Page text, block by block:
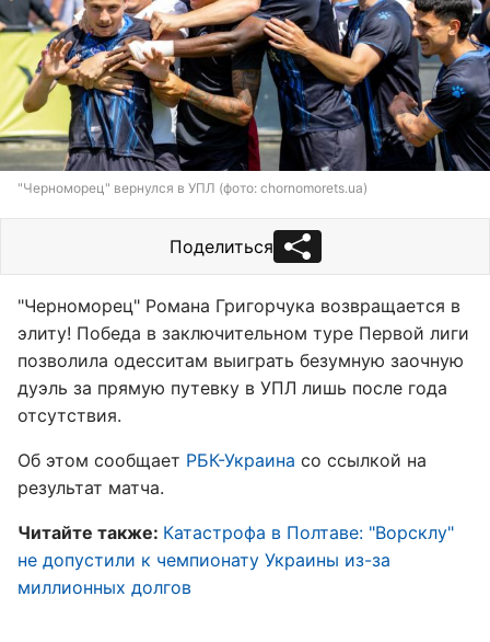
"Черноморец" вернулся в УПЛ (фото: chornomorets.ua)
Поделиться
"Черноморец" Романа Григорчука возвращается в
элиту! Победа в заключительном туре Первой лиги
позволила одесситам выиграть безумную заочную
дуэль за прямую путевку в УПЛ лишь после года
отсутствия.
Об этом сообщает РБК-Украина со ссылкой на
результат матча.
Читайте также: Катастрофа в Полтаве: "Ворсклу"
не допустили к чемпионату Украины из-за
миллионных долгов